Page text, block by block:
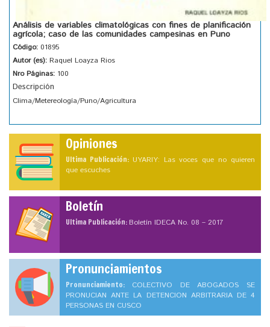
Análisis de variables climatológicas con fines de planificación
agrícola; caso de las comunidades campesinas en Puno
Código: 01895
Autor (es): Raquel Loayza Rios
Nro Páginas: 100
Descripción
Clima/Metereología/Puno/Agricultura
Opiniones
Ultima Publicación: UYARIY: Las voces que no quieren
que escuches
Boletín
Ultima Publicación:Boletín IDECA No. 08 – 2017
Pronunciamientos
Pronunciamiento: COLECTIVO DE ABOGADOS SE
PRONUCIAN ANTE LA DETENCION ARBITRARIA DE 4
PERSONAS EN CUSCO